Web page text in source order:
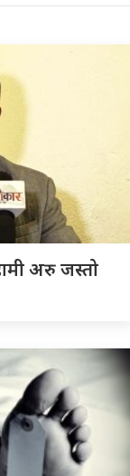
अरु जस्तो